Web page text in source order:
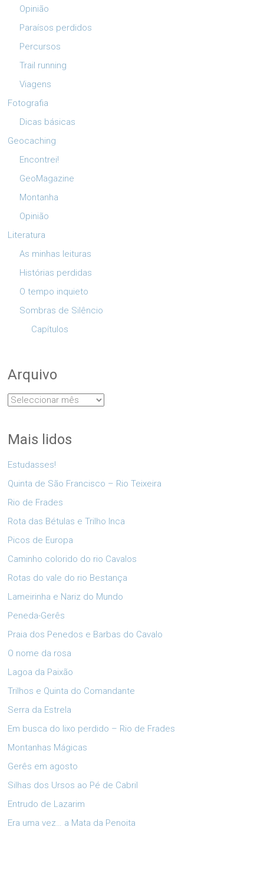
Opinião
Paraísos perdidos
Percursos
Trail running
Viagens
Fotografia
Dicas básicas
Geocaching
Encontrei!
GeoMagazine
Montanha
Opinião
Literatura
As minhas leituras
Histórias perdidas
O tempo inquieto
Sombras de Silêncio
Capítulos
Arquivo
Arquivo
Mais lidos
Estudasses!
Quinta de São Francisco – Rio Teixeira
Rio de Frades
Rota das Bétulas e Trilho Inca
Picos de Europa
Caminho colorido do rio Cavalos
Rotas do vale do rio Bestança
Lameirinha e Nariz do Mundo
Peneda-Gerês
Praia dos Penedos e Barbas do Cavalo
O nome da rosa
Lagoa da Paixão
Trilhos e Quinta do Comandante
Serra da Estrela
Em busca do lixo perdido – Rio de Frades
Montanhas Mágicas
Gerês em agosto
Silhas dos Ursos ao Pé de Cabril
Entrudo de Lazarim
Era uma vez… a Mata da Penoita